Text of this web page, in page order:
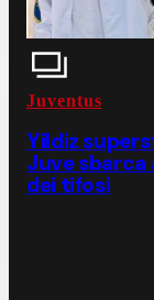
Juventus
Yildiz
Juve sbarca
dei tifosi